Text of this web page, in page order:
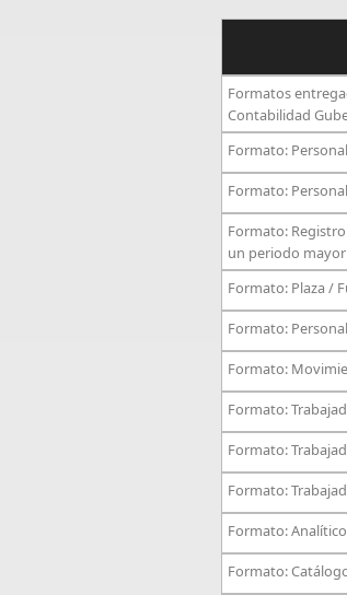
Formatos
Contabilidad
Formato:
Formato:
Formato:
un periodo mayor
Formato: Plaza /
Formato:
Formato:
Formato:
Formato:
Formato:
Formato:
Formato: